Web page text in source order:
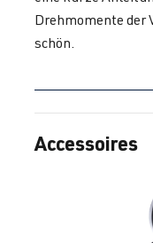
Drehmomente der
schön.
Ignorer la galerie de
Accessoires